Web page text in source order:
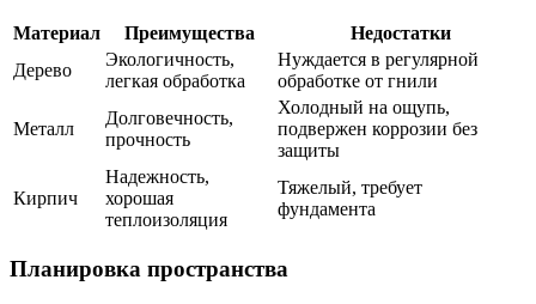
Материал Преимущества
Недостатки
Дерево
Экологичность,
легкая обработка
Нуждается в регулярной
обработке от гнили
Металл
Долговечность,
прочность
Холодный на ощупь,
подвержен коррозии без
защиты
Кирпич
Надежность,
хорошая
теплоизоляция
Тяжелый, требует
фундамента
Планировка пространства